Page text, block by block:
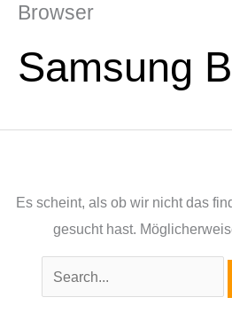
Browser
Samsung
Es scheint, als ob wir nicht das
gesucht hast.